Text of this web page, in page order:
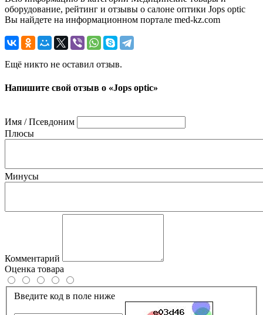
оборудование, рейтинг и отзывы о салоне оптики Jops optic
Вы найдете на информационном портале med-kz.com
Ещё никто не оставил отзыв.
Напишите свой отзыв о «Jops optic»
Имя / Псевдоним
Плюсы
Минусы
Комментарий
Оценка товара
Введите код в поле ниже